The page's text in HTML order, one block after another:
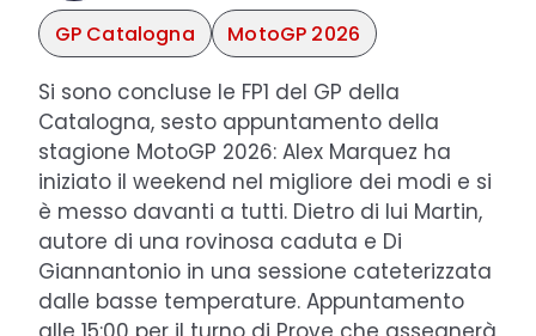
GP Catalogna
MotoGP 2026
Si sono concluse le FP1 del GP della
Catalogna, sesto appuntamento della
stagione MotoGP 2026: Alex Marquez ha
iniziato il weekend nel migliore dei modi e si
è messo davanti a tutti. Dietro di lui Martin,
autore di una rovinosa caduta e Di
Giannantonio in una sessione cateterizzata
dalle basse temperature. Appuntamento